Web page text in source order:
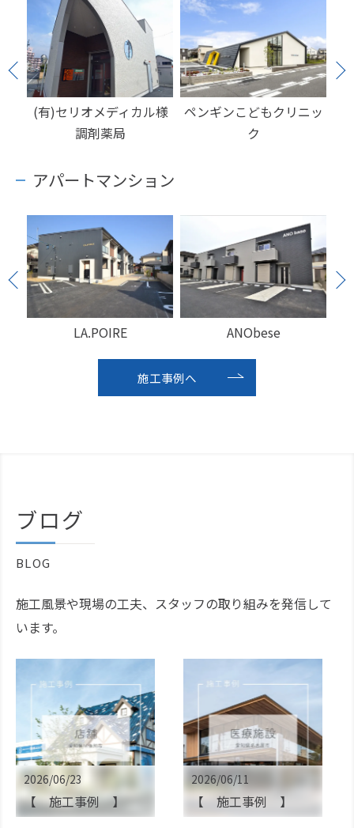
(有)セリオメディカル様
調剤薬局
ペンギンこどもクリニッ
ク
アパートマンション
LA.POIRE ANObese
施工事例へ
BLOG
ブログ
施工風景や現場の工夫、スタッフの取り組みを発信して
います。
2026/06/23
【 施工事例 】
2026/06/11
【 施工事例 】